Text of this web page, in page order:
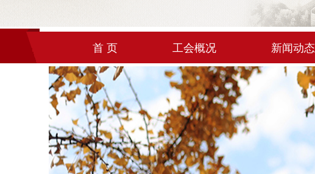
首 页 工会概况 新闻动态